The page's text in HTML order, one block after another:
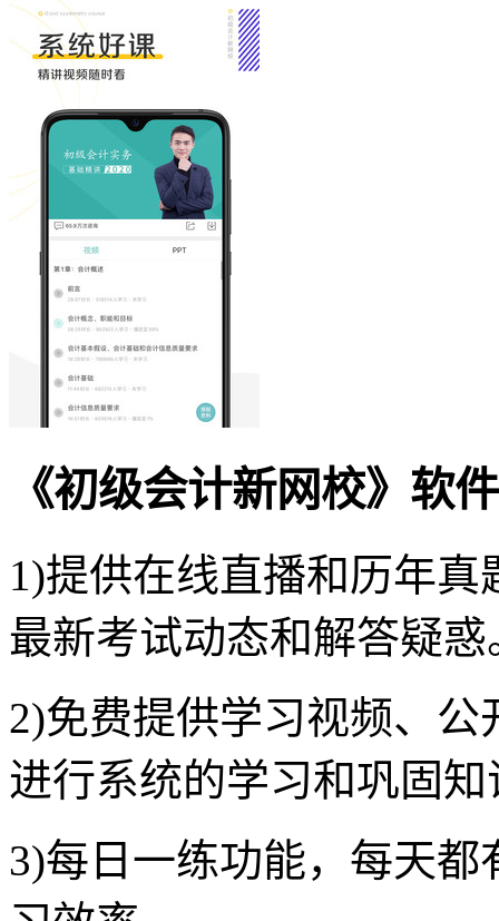
《初级会计新网校》软
1)提供在线直播和历年
最新考试动态和解答疑惑
2)免费提供学习视频、
进行系统的学习和巩固知
3)每日一练功能，每天